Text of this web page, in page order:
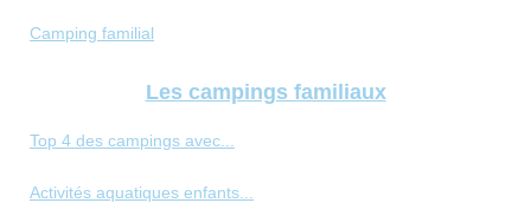
Camping familial
Les campings familiaux
Top 4 des campings avec...
Activités aquatiques enfants...